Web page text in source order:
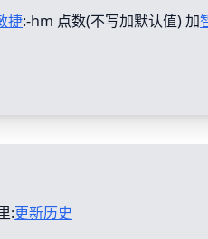
捷:-hm 点数(不写加默认值) 加
:更新历史